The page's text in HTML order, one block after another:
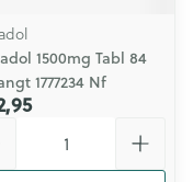
1500mg Tabl 84
1777234 Nf